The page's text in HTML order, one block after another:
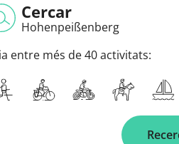
Cercar
Hohenpeißenberg
entre més de 40 activitats: